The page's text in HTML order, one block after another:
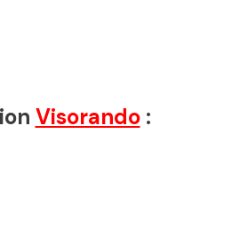
Visorando: